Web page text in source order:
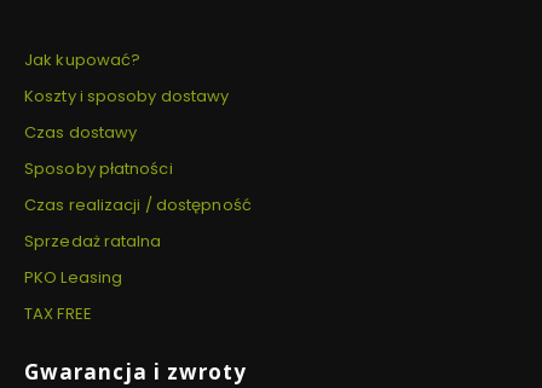
Jak kupować?
Koszty i sposoby dostawy
Czas dostawy
Sposoby płatności
Czas realizacji / dostępność
Sprzedaż ratalna
PKO Leasing
TAX FREE
Gwarancja i zwroty